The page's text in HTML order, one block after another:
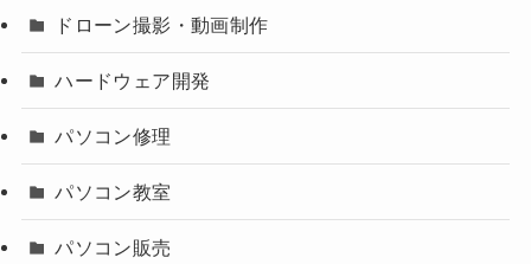
ドローン撮影・動画制作
ハードウェア開発
パソコン修理
パソコン教室
パソコン販売